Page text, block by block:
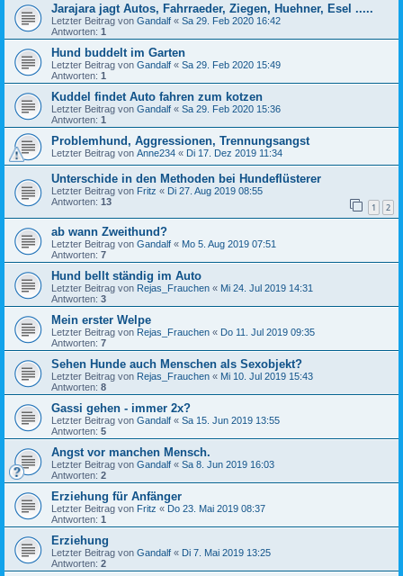
Jarajara jagt Autos, Fahrraeder, Ziegen, Huehner, Esel .....
Letzter Beitrag von Gandalf « Sa 29. Feb 2020 16:42
Antworten: 1
Hund buddelt im Garten
Letzter Beitrag von Gandalf « Sa 29. Feb 2020 15:49
Antworten: 1
Kuddel findet Auto fahren zum kotzen
Letzter Beitrag von Gandalf « Sa 29. Feb 2020 15:36
Antworten: 1
Problemhund, Aggressionen, Trennungsangst
Letzter Beitrag von Anne234 « Di 17. Dez 2019 11:34
Unterschide in den Methoden bei Hundeflüsterer
Letzter Beitrag von Fritz « Di 27. Aug 2019 08:55
Antworten: 13 1 2
ab wann Zweithund?
Letzter Beitrag von Gandalf « Mo 5. Aug 2019 07:51
Antworten: 7
Hund bellt ständig im Auto
Letzter Beitrag von Rejas_Frauchen « Mi 24. Jul 2019 14:31
Antworten: 3
Mein erster Welpe
Letzter Beitrag von Rejas_Frauchen « Do 11. Jul 2019 09:35
Antworten: 7
Sehen Hunde auch Menschen als Sexobjekt?
Letzter Beitrag von Rejas_Frauchen « Mi 10. Jul 2019 15:43
Antworten: 8
Gassi gehen - immer 2x?
Letzter Beitrag von Gandalf « Sa 15. Jun 2019 13:55
Antworten: 5
Angst vor manchen Mensch.
Letzter Beitrag von Gandalf « Sa 8. Jun 2019 16:03
Antworten: 2
Erziehung für Anfänger
Letzter Beitrag von Fritz « Do 23. Mai 2019 08:37
Antworten: 1
Erziehung
Letzter Beitrag von Gandalf « Di 7. Mai 2019 13:25
Antworten: 2